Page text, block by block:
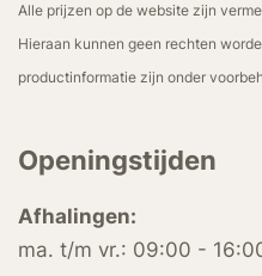
Alle prijzen op de website zijn
Hieraan kunnen geen rechten
productinformatie zijn onder
Openingstijden
Afhalingen:
ma. t/m vr.: 09:00 -